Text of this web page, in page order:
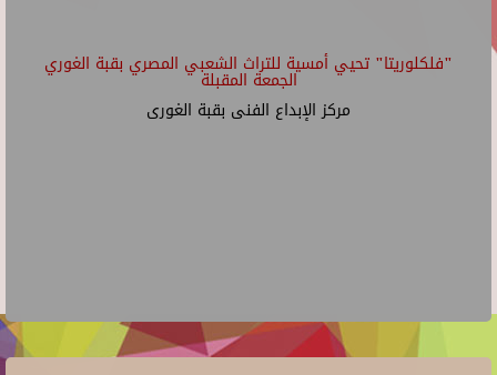
"فلكلوريتا" تحيي أمسية للتراث الشعبي المصري بقبة الغوري
الجمعة المقبلة
مركز الإبداع الفنى بقبة الغورى